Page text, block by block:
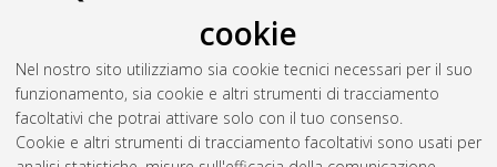
cookie
Nel nostro sito utilizziamo sia cookie tecnici necessari per il suo
funzionamento, sia cookie e altri strumenti di tracciamento
facoltativi che potrai attivare solo con il tuo consenso.
Cookie e altri strumenti di tracciamento facoltativi sono usati per
Gestione del documento: